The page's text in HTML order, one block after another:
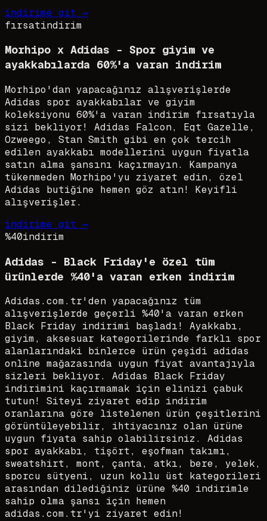
indirime git →
fırsatindirim
Morhipo x Adidas - Spor giyim ve
ayakkabılarda 60%'a varan indirim
Morhipo'dan yapacağınız alışverişlerde
Adidas spor ayakkabılar ve giyim
koleksiyonu 60%'a varan indirim fırsatıyla
sizi bekliyor! Adidas Falcon, Eqt Gazelle,
Ozweego, Stan Smith gibi en çok tercih
edilen ayakkabı modellerini uygun fiyatla
satın alma şansını kaçırmayın. Kampanya
tükenmeden Morhipo'yu ziyaret edin, özel
Adidas butiğine hemen göz atın! Keyifli
alışverişler.
indirime git →
%40indirim
Adidas - Black Friday'e özel tüm
ürünlerde %40'a varan erken indirim
Adidas.com.tr'den yapacağınız tüm
alışverişlerde geçerli %40'a varan erken
Black Friday indirimi başladı! Ayakkabı,
giyim, aksesuar kategorilerinde farklı spor
alanlarındaki binlerce ürün çeşidi adidas
online mağazasında uygun fiyat avantajıyla
sizleri bekliyor. Adidas Black Friday
indirimini kaçırmamak için elinizi çabuk
tutun! Siteyi ziyaret edip indirim
oranlarına göre listelenen ürün çeşitlerini
görüntüleyebilir, ihtiyacınız olan ürüne
uygun fiyata sahip olabilirsiniz. Adidas
spor ayakkabı, tişört, eşofman takımı,
sweatshirt, mont, çanta, atkı, bere, yelek,
sporcu sütyeni, uzun kollu üst kategorileri
arasından dilediğiniz ürüne %40 indirimle
sahip olma şansı için hemen
adidas.com.tr'yi ziyaret edin!